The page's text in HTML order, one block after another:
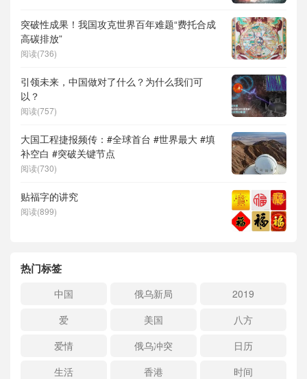
突破性成果！我国攻克世界百年难题“费托合成
高碳排放”
阅读(736)
引领未来，中国做对了什么？为什么我们可
以？
阅读(757)
大国工程捷报频传：#全球首台 #世界最大 #填
补空白 #突破关键节点
阅读(730)
贴福字的讲究
阅读(899)
热门标签
中国 俄乌新局
2019
爱
美国
八方
爱情
俄乌冲突
日历
生活
香港
时间